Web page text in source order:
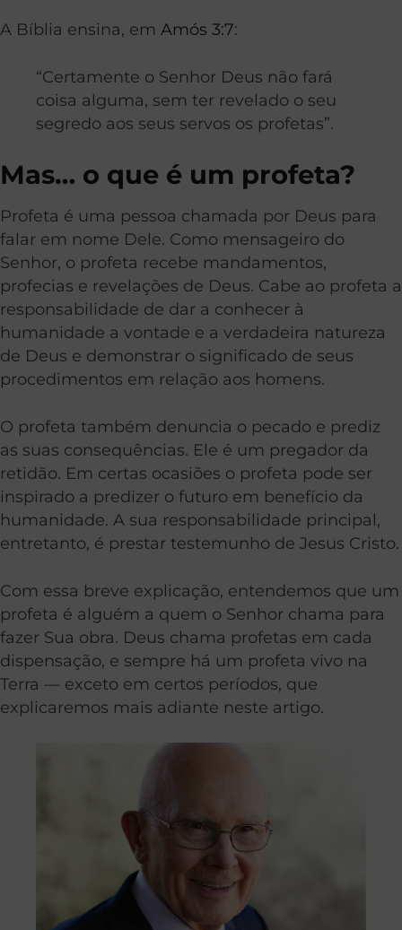
A Bíblia ensina, em Amós 3:7:
“Certamente o Senhor Deus não fará
coisa alguma, sem ter revelado o seu
segredo aos seus servos os profetas”.
Mas… o que é um profeta?
Profeta é uma pessoa chamada por Deus para
falar em nome Dele. Como mensageiro do
Senhor, o profeta recebe mandamentos,
profecias e revelações de Deus. Cabe ao profeta a
responsabilidade de dar a conhecer à
humanidade a vontade e a verdadeira natureza
de Deus e demonstrar o significado de seus
procedimentos em relação aos homens.
O profeta também denuncia o pecado e prediz
as suas consequências. Ele é um pregador da
retidão. Em certas ocasiões o profeta pode ser
inspirado a predizer o futuro em benefício da
humanidade. A sua responsabilidade principal,
entretanto, é prestar testemunho de Jesus Cristo.
Com essa breve explicação, entendemos que um
profeta é alguém a quem o Senhor chama para
fazer Sua obra. Deus chama profetas em cada
dispensação, e sempre há um profeta vivo na
Terra — exceto em certos períodos, que
explicaremos mais adiante neste artigo.